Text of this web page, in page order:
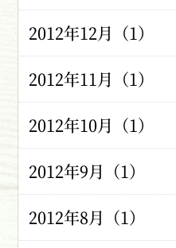
2012年12月（1）
2012年11月（1）
2012年10月（1）
2012年9月（1）
2012年8月（1）